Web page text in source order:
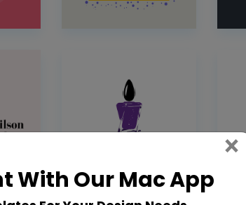
With Our Mac App
×